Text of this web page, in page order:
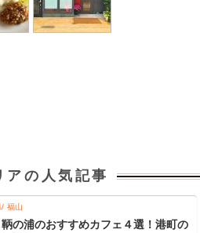
アの人気記事
福山
鞆の浦のおすすめカフェ４選！港町の